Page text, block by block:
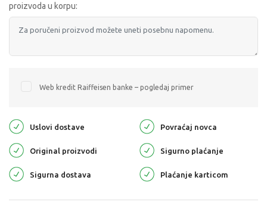
proizvoda u korpu:
Web kredit Raiffeisen banke – pogledaj primer
Uslovi dostave Povraćaj novca
Original proizvodi Sigurno plaćanje
Sigurna dostava Plaćanje karticom